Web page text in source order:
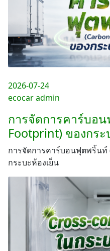
2026-07-24
ecocar admin
การจัดการคาร์บอ
Footprint) ของกระ
การจัดการคาร์บอนฟุตพริ้นท์
กระบะห้องเย็น